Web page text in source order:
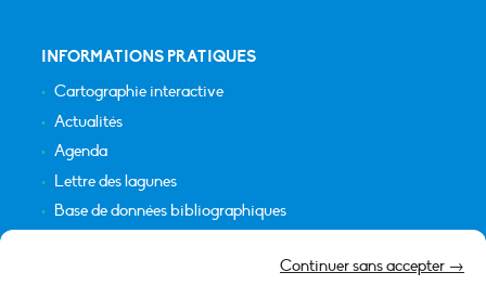
Continuer sans accepter →
INFORMATIONS PRATIQUES
Cartographie interactive
Actualités
Agenda
Lettre des lagunes
Base de données bibliographiques